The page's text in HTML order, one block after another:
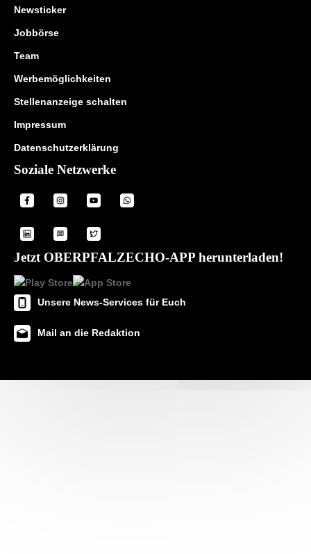
Newsticker
Jobbörse
Team
Werbemöglichkeiten
Stellenanzeige schalten
Impressum
Datenschutzerklärung
Soziale Netzwerke
Jetzt OBERPFALZECHO-APP herunterladen!
Unsere News-Services für Euch
Mail an die Redaktion